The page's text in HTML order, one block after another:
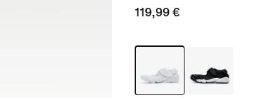
119,99 €